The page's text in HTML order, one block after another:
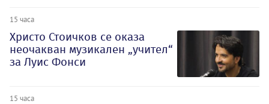
15 часа
Христо Стоичков се оказа
неочакван музикален „учител“
за Луис Фонси
15 часа